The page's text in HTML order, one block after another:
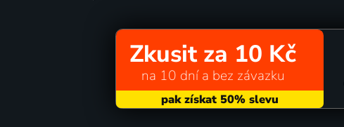
Zkusit za 10 Kč
na 10 dní a bez závazku